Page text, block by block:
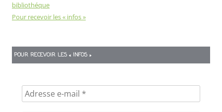
bibliothéque
Pour recevoir les « infos »
POUR RECEVOIR LES « INFOS »